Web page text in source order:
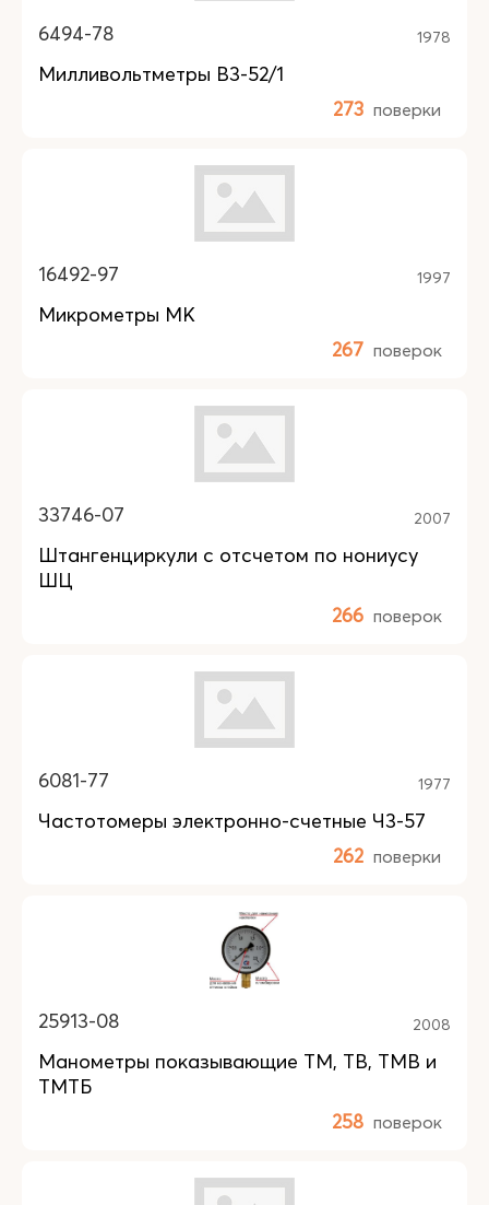
6494-78 1978
Милливольтметры В3-52/1
273 поверки
16492-97 1997
Микрометры МК
267 поверок
33746-07 2007
Штангенциркули с отсчетом по нониусу
ШЦ
266 поверок
6081-77 1977
Частотомеры электронно-счетные Ч3-57
262 поверки
25913-08 2008
Манометры показывающие ТМ, ТВ, ТМВ и
ТМТБ
258 поверок